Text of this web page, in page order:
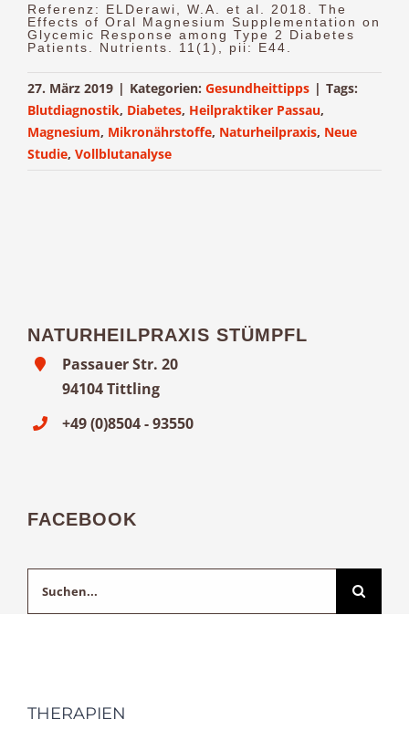
Referenz: ELDerawi, W.A. et al. 2018. The
Effects of Oral Magnesium Supplementation on
Glycemic Response among Type 2 Diabetes
Patients. Nutrients. 11(1), pii: E44.
27. März 2019 | Kategorien: Gesundheittipps | Tags:
Blutdiagnostik, Diabetes, Heilpraktiker Passau,
Magnesium, Mikronährstoffe, Naturheilpraxis, Neue
Studie, Vollblutanalyse
NATURHEILPRAXIS STÜMPFL
Passauer Str. 20
94104 Tittling
+49 (0)8504 - 93550
FACEBOOK
THERAPIEN